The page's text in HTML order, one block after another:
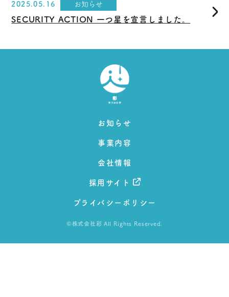
2025.05.16 お知らせ
SECURITY ACTION 一つ星を宣言しました。
お知らせ
事業内容
会社情報
採用サイト
プライバシーポリシー
©株式会社彩 All Rights Reserved.